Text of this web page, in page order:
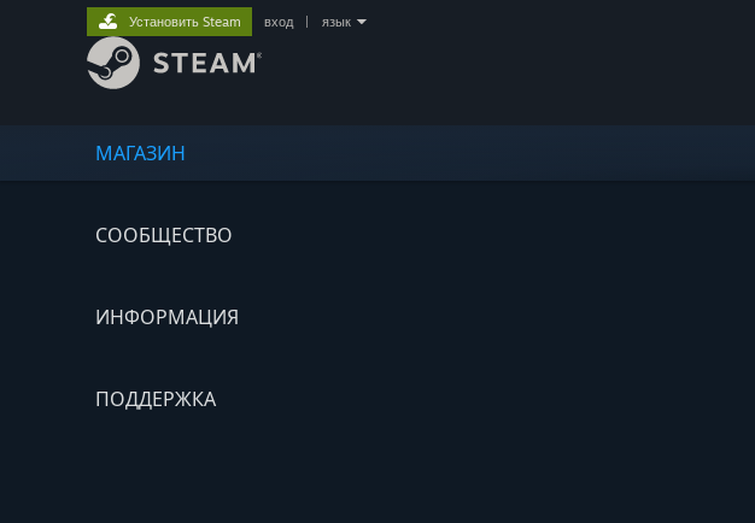
МАГАЗИН
СООБЩЕСТВО
ИНФОРМАЦИЯ
ПОДДЕРЖКА
Установить Steam вход язык